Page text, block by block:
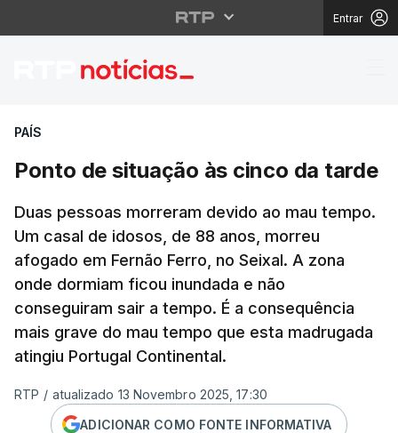
Entrar
Ponto de situação às
PAÍS
Ponto de situação às cinco da tarde
Duas pessoas morreram devido ao mau tempo.
Um casal de idosos, de 88 anos, morreu
afogado em Fernão Ferro, no Seixal. A zona
onde dormiam ficou inundada e não
conseguiram sair a tempo. É a consequência
mais grave do mau tempo que esta madrugada
atingiu Portugal Continental.
RTP / atualizado 13 Novembro 2025, 17:30
ADICIONAR COMO FONTE INFORMATIVA